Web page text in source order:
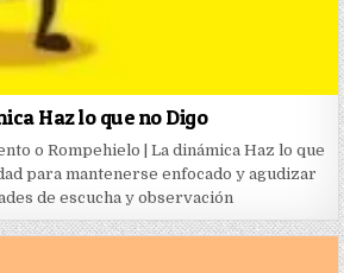
Haz lo que no Digo
o Rompehielo | La dinámica Haz lo que
para mantenerse enfocado y agudizar
de escucha y observación